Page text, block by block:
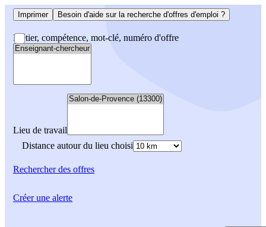
Imprimer Besoin d'aide sur la recherche d'offres d'emploi ?
Métier, compétence, mot-clé, numéro d'offre
Lieu de travail
Distance autour du lieu choisi
Rechercherdes offres
Créer une alerte